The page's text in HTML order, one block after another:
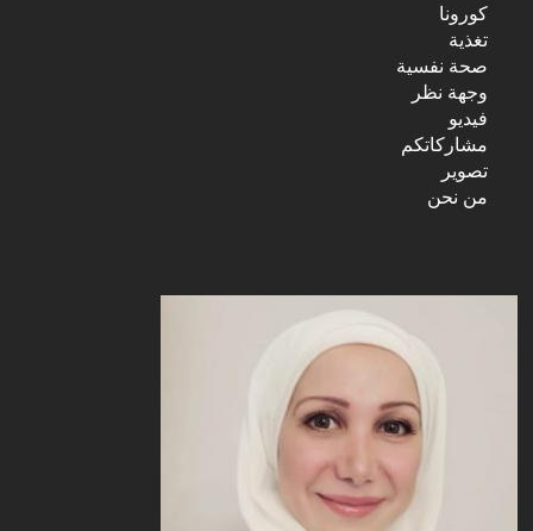
كورونا
تغذية
صحة نفسية
وجهة نظر
فيديو
مشاركاتكم
تصوير
من نحن